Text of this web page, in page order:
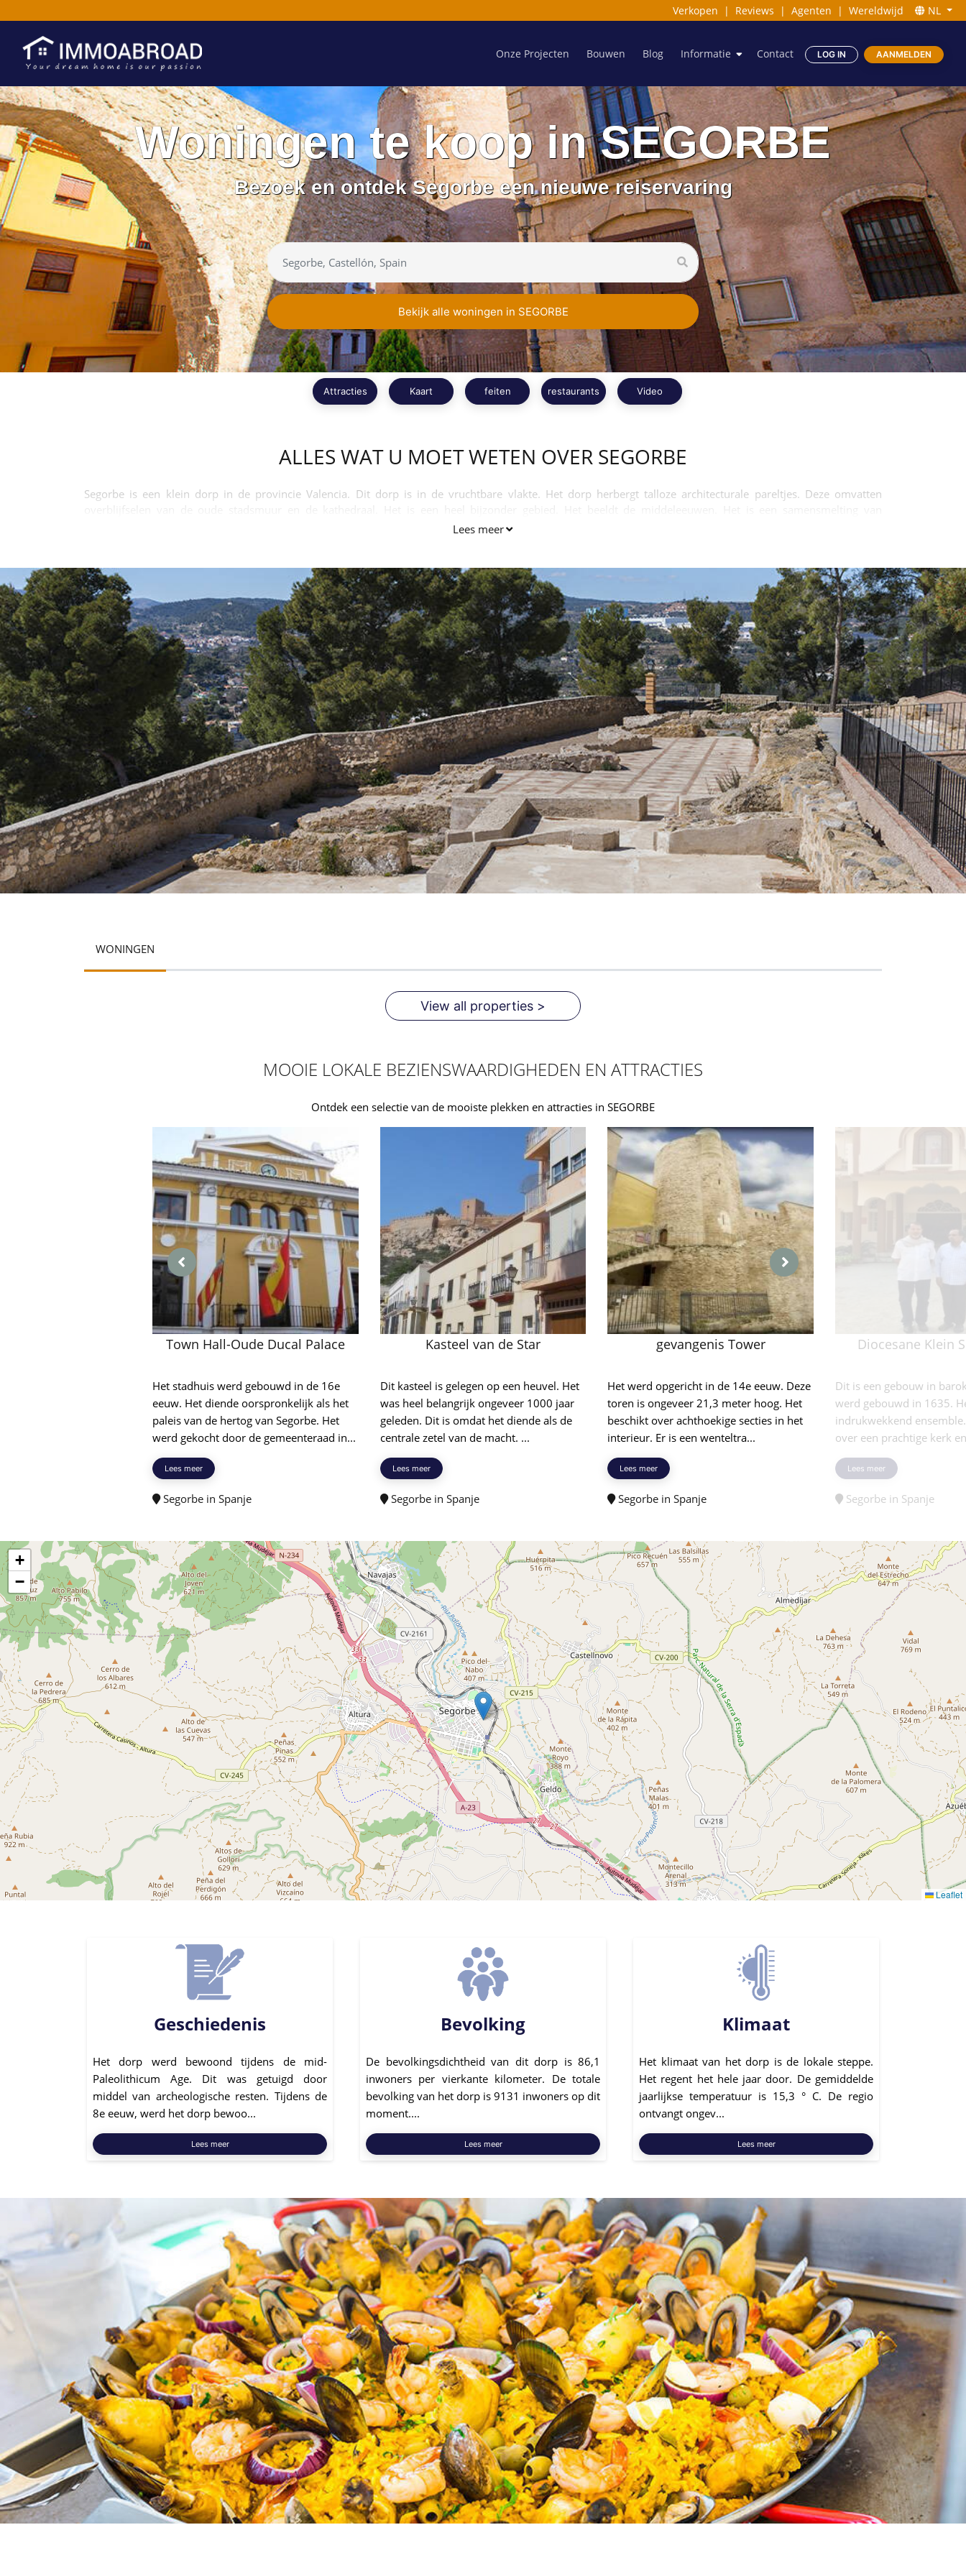
Verkopen | Reviews | Agenten | Wereldwijd NL
Onze Projecten Bouwen Blog Informatie Contact LOG IN AANMELDEN
Woningen te koop in SEGORBE
Bezoek en ontdek Segorbe een nieuwe reiservaring
Bekijk alle woningen in SEGORBE
Attracties Kaart feiten restaurants Video
ALLES WAT U MOET WETEN OVER SEGORBE
Segorbe is een klein dorp in de provincie Valencia. Dit dorp is in de vruchtbare vlakte. Het dorp herbergt talloze architecturale pareltjes. Deze omvatten
overblijfselen van de oude stadsmuur en de kathedraal. Het is een heel bijzonder gebied. Het beeldt de middeleeuwen. Het is een samensmelting van
Lees meer
WONINGEN
View all properties >
MOOIE LOKALE BEZIENSWAARDIGHEDEN EN ATTRACTIES
Ontdek een selectie van de mooiste plekken en attracties in SEGORBE
Town Hall-Oude Ducal Palace
Het stadhuis werd gebouwd in de 16e
eeuw. Het diende oorspronkelijk als het
paleis van de hertog van Segorbe. Het
werd gekocht door de gemeenteraad in...
Lees meer
Segorbe in Spanje
Kasteel van de Star
Dit kasteel is gelegen op een heuvel. Het
was heel belangrijk ongeveer 1000 jaar
geleden. Dit is omdat het diende als de
centrale zetel van de macht. ...
Lees meer
Segorbe in Spanje
gevangenis Tower
Het werd opgericht in de 14e eeuw. Deze
toren is ongeveer 21,3 meter hoog. Het
beschikt over achthoekige secties in het
interieur. Er is een wenteltra...
Lees meer
Segorbe in Spanje
Diocesane Klein
Dit is een gebouw in
werd gebouwd in 1635.
indrukwekkend
over een prachtige kerk
Lees meer
Segorbe in Spanje
+
−
Leaflet
Geschiedenis
Het dorp werd bewoond tijdens de mid-
Paleolithicum Age. Dit was getuigd door
middel van archeologische resten. Tijdens de
8e eeuw, werd het dorp bewoo...
Lees meer
Bevolking
De bevolkingsdichtheid van dit dorp is 86,1
inwoners per vierkante kilometer. De totale
bevolking van het dorp is 9131 inwoners op dit
moment....
Lees meer
Klimaat
Het klimaat van het dorp is de lokale steppe.
Het regent het hele jaar door. De gemiddelde
jaarlijkse temperatuur is 15,3 ° C. De regio
ontvangt ongev...
Lees meer